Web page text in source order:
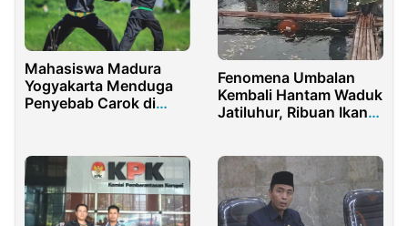
Mahasiswa Madura
Yogyakarta Menduga
Penyebab Carok di
Fenomena Umbalan
Kembali Hantam Waduk
Jatiluhur, Ribuan Ikan